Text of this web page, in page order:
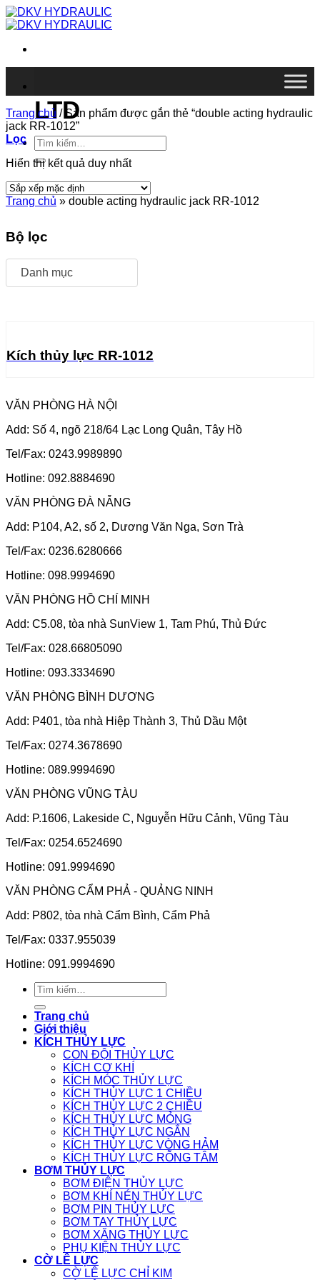
Chuyển
đến
dung
LTD
Tìm
kiếm:
Trang chủ /Sản phẩm được gắn thẻ “double acting hydraulic
jack RR-1012”
Lọc
Hiển thị kết quả duy nhất
Trang chủ » double acting hydraulic jack RR-1012
Bộ lọc
Danh mục
Kích thủy lực RR-1012
VĂN PHÒNG HÀ NỘI
Add: Số 4, ngõ 218/64 Lạc Long Quân, Tây Hồ
Tel/Fax: 0243.9989890
Hotline: 092.8884690
VĂN PHÒNG ĐÀ NẴNG
Add: P104, A2, số 2, Dương Văn Nga, Sơn Trà
Tel/Fax: 0236.6280666
Hotline: 098.9994690
VĂN PHÒNG HỒ CHÍ MINH
Add: C5.08, tòa nhà SunView 1, Tam Phú, Thủ Đức
Tel/Fax: 028.66805090
Hotline: 093.3334690
VĂN PHÒNG BÌNH DƯƠNG
Add: P401, tòa nhà Hiệp Thành 3, Thủ Dầu Một
Tel/Fax: 0274.3678690
Hotline: 089.9994690
VĂN PHÒNG VŨNG TÀU
Add: P.1606, Lakeside C, Nguyễn Hữu Cảnh, Vũng Tàu
Tel/Fax: 0254.6524690
Hotline: 091.9994690
VĂN PHÒNG CẨM PHẢ - QUẢNG NINH
Add: P802, tòa nhà Cẩm Bình, Cẩm Phả
Tel/Fax: 0337.955039
Hotline: 091.9994690
Tìm
kiếm:
Trang chủ
Giới thiệu
KÍCH THỦY LỰC
CON ĐỘI THỦY LỰC
KÍCH CƠ KHÍ
KÍCH MÓC THỦY LỰC
KÍCH THỦY LỰC 1 CHIỀU
KÍCH THỦY LỰC 2 CHIỀU
KÍCH THỦY LỰC MỎNG
KÍCH THỦY LỰC NGẮN
KÍCH THỦY LỰC VÒNG HẢM
KÍCH THỦY LỰC RỖNG TÂM
BƠM THỦY LỰC
BƠM ĐIỆN THỦY LỰC
BƠM KHÍ NÉN THỦY LỰC
BƠM PIN THỦY LỰC
BƠM TAY THỦY LỰC
BƠM XĂNG THỦY LỰC
PHỤ KIỆN THỦY LỰC
CỜ LÊ LỰC
CỜ LÊ LỰC CHỈ KIM